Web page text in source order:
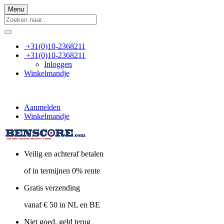
Menu
+31(0)10-2368211
+31(0)10-2368211
Inloggen
Winkelmandje
Aanmelden
Winkelmandje
Veilig en achteraf betalen
of in termijnen 0% rente
Gratis verzending
vanaf € 50 in NL en BE
Niet goed, geld terug